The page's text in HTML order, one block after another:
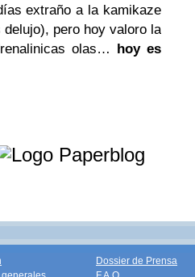
extraño a la kamikaze
pero hoy valoro la
olas… hoy es
Dossier de Prensa